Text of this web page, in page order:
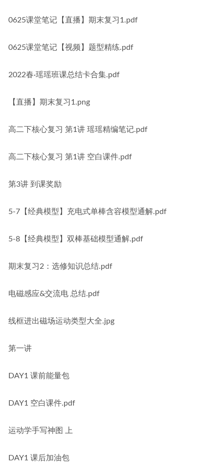
0625课堂笔记【直播】期末复习1.pdf
0625课堂笔记【视频】题型精练.pdf
2022春·瑶瑶班课总结卡合集.pdf
【直播】期末复习1.png
高二下核心复习 第1讲 瑶瑶精编笔记.pdf
高二下核心复习 第1讲 空白课件.pdf
第3讲 到课奖励
5-7【经典模型】充电式单棒含容模型通解.pdf
5-8【经典模型】双棒基础模型通解.pdf
期末复习2：选修知识总结.pdf
电磁感应&交流电 总结.pdf
线框进出磁场运动类型大全.jpg
第一讲
DAY1 课前能量包
DAY1 空白课件.pdf
运动学手写神图 上
DAY1 课后加油包